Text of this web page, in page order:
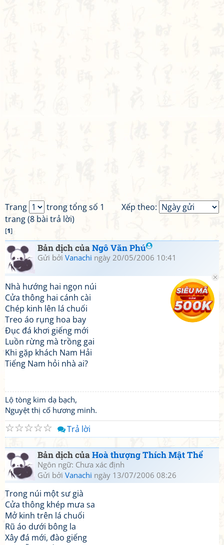
Xếp theo:
Trang
trong tổng số 1
trang (8 bài trả lời)
[1]
Bản dịch củaNgô Văn Phú
Gửi bởi Vanachi ngày 20/05/2006 10:41
Nhà hướng hai ngọn núi
Cửa thông hai cánh cài
Chép kinh lên lá chuối
Treo áo rụng hoa bay
Đục đá khơi giếng mới
Luồn rừng mà trồng gai
Khi gặp khách Nam Hải
Tiếng Nam hỏi nhà ai?
Lộ tòng kim dạ bạch,
Nguyệt thị cố hương minh.
☆
☆
☆
☆
☆ Trả lời
Bản dịch củaHoà thượng Thích Mật Thể
Ngôn ngữ: Chưa xác định
Gửi bởi Vanachi ngày 13/07/2006 08:26
Trong núi một sư già
Cửa thông khép mưa sa
Mở kinh trên lá chuối
Rũ áo dưới bông la
Xây đá mới, đào giếng